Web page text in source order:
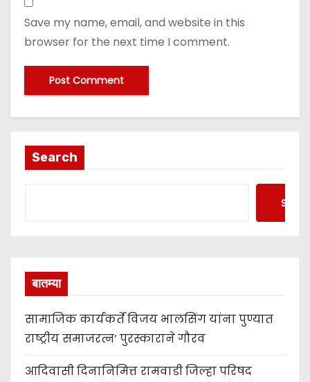
Save my name, email, and website in this
browser for the next time I comment.
Search
बातम्या
सामाजिक कार्यकर्ते विजय भालसिंग यांना पुण्यात
राष्ट्रीय समाजरत्न’ पुरस्काराने गौरव
आदिवासी दिनानिमित्त रामवाडी जिल्हा परिषद